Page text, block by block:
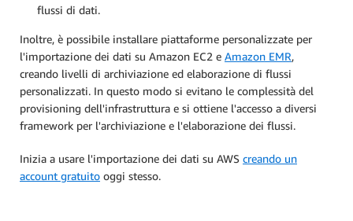
flussi di dati.
Inoltre, è possibile installare piattaforme personalizzate per
l'importazione dei dati su Amazon EC2 e Amazon EMR,
creando livelli di archiviazione ed elaborazione di flussi
personalizzati. In questo modo si evitano le complessità del
provisioning dell'infrastruttura e si ottiene l'accesso a diversi
framework per l'archiviazione e l'elaborazione dei flussi.
Inizia a usare l'importazione dei dati su AWS creando un
account gratuito oggi stesso.